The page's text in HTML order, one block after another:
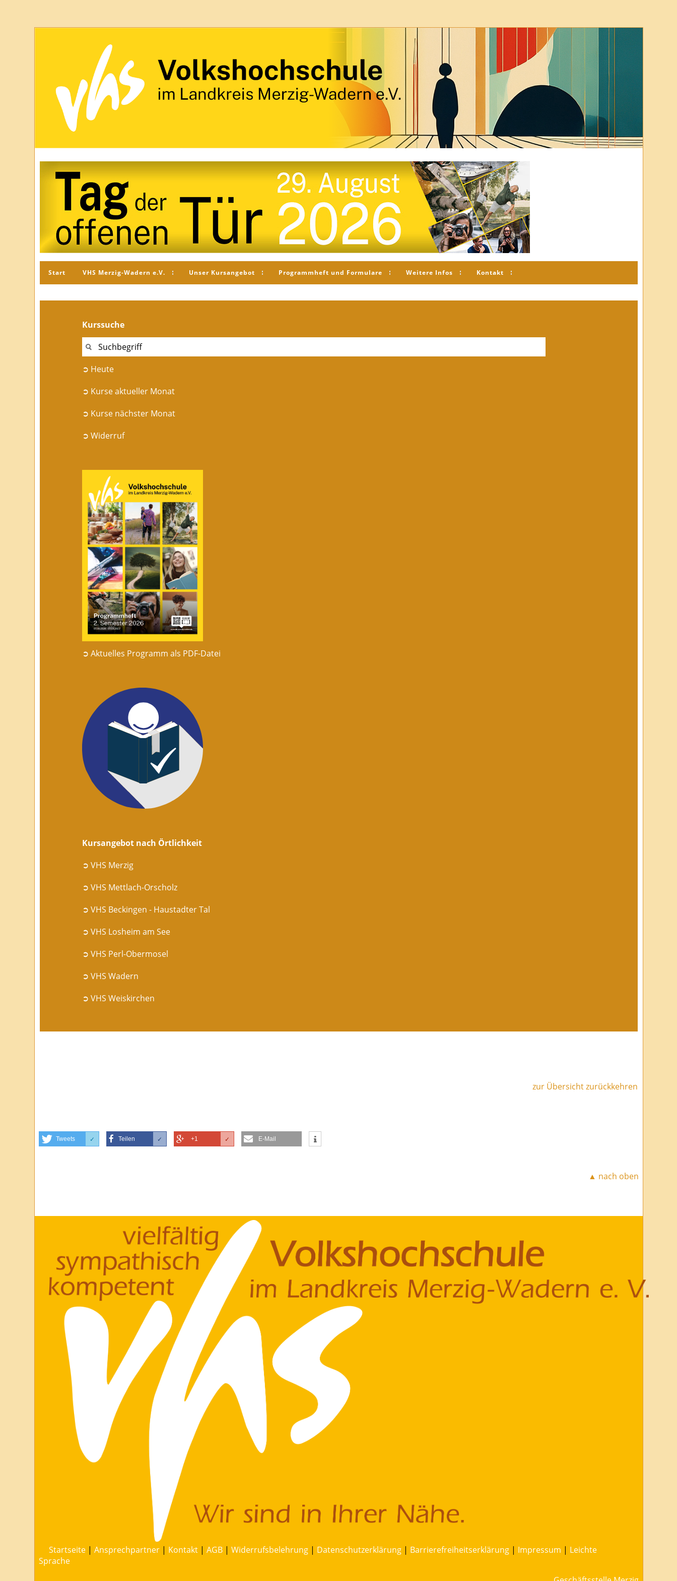
Start VHS Merzig-Wadern e.V. Unser Kursangebot Programmheft und Formulare Weitere Infos Kontakt
Kurssuche
➲ Heute
➲ Kurse aktueller Monat
➲ Kurse nächster Monat
➲ Widerruf
➲ Aktuelles Programm als PDF-Datei
Kursangebot nach Örtlichkeit
➲ VHS Merzig
➲ VHS Mettlach-Orscholz
➲ VHS Beckingen - Haustadter Tal
➲ VHS Losheim am See
➲ VHS Perl-Obermosel
➲ VHS Wadern
➲ VHS Weiskirchen
zur Übersicht zurückkehren
Tweets ✓ Teilen ✓ +1 ✓ E-Mail
▲ nach oben
Startseite| Ansprechpartner| Kontakt| AGB| Widerrufsbelehrung| Datenschutzerklärung| Barrierefreiheitserklärung| Impressum | Leichte
Sprache